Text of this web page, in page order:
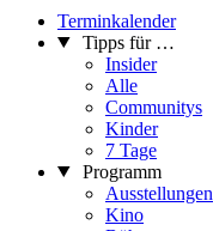
Terminkalender
Tipps für …
Insider
Alle
Communitys
Kinder
7 Tage
Programm
Ausstellungen
Kino